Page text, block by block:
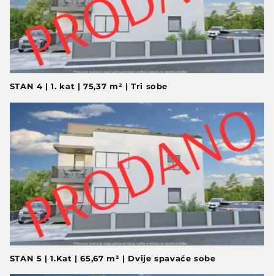
STAN 4 | 1. kat | 75,37 m² | Tri sobe
STAN 5 | 1.Kat | 65,67 m² | Dvije spavaće sobe